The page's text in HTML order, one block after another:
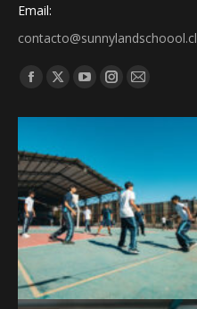
Email:
contacto@sunnylandschoool.cl
Find us on: